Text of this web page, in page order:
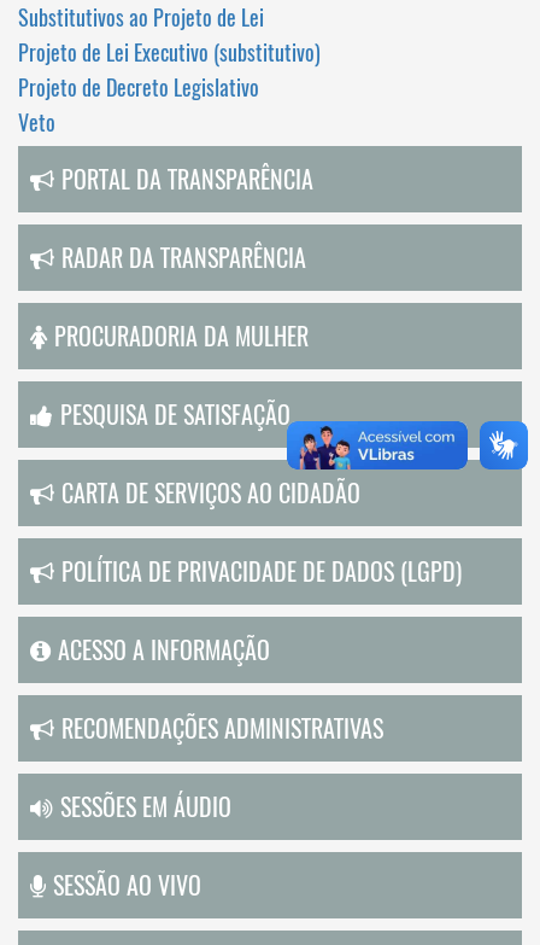
Substitutivos ao Projeto de Lei
Projeto de Lei Executivo (substitutivo)
Projeto de Decreto Legislativo
Veto
PORTAL DA TRANSPARÊNCIA
RADAR DA TRANSPARÊNCIA
PROCURADORIA DA MULHER
PESQUISA DE SATISFAÇÃO
CARTA DE SERVIÇOS AO CIDADÃO
POLÍTICA DE PRIVACIDADE DE DADOS (LGPD)
ACESSO A INFORMAÇÃO
RECOMENDAÇÕES ADMINISTRATIVAS
SESSÕES EM ÁUDIO
SESSÃO AO VIVO